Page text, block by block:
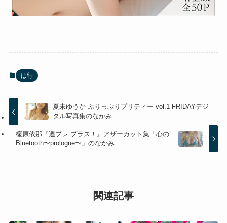
は行
夏未ゆうか ぷりっぷりプリティー vol.1 FRIDAYデジ
タル写真集のなかみ
榎原依那『週プレ プラス！』アザーカット集「心の
Bluetooth〜prologue〜」のなかみ
関連記事